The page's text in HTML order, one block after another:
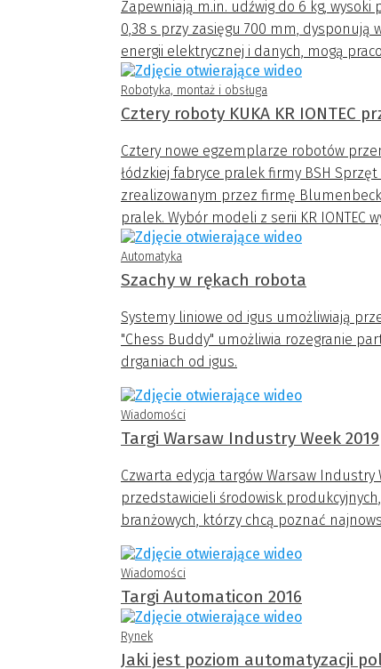
Zapewniają m.in. udźwig do 6 kg,
0,38 s przy zasięgu 700 mm,
energii elektrycznej i danych, mogą
kompaktowe rozmiary i niewielką masę.
Robotyka, montaż i obsługa
Cztery roboty KUKA KR IONTEC
Cztery nowe egzemplarze robotów
łódzkiej fabryce pralek firmy BSH
zrealizowanym przez firmę
pralek. Wybór modeli z serii KR IONTEC
roboty.
Automatyka
Szachy w rękach robota
Systemy liniowe od igus umożliwiają
"Chess Buddy" umożliwia rozegranie
drganiach od igus.
Wiadomości
Targi Warsaw Industry Week 2019
Czwarta edycja targów Warsaw
przedstawicieli środowisk
branżowych, którzy chcą poznać
Wiadomości
Targi Automaticon 2016
Rynek
Jaki jest poziom automatyzacji